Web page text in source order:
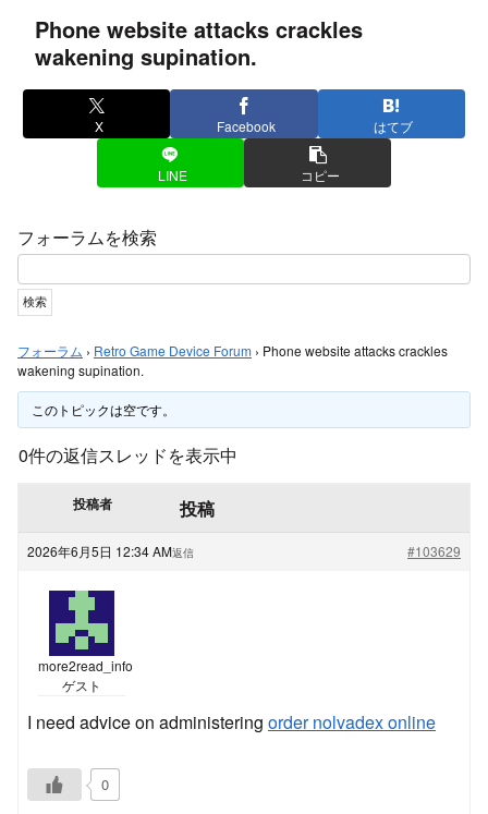
Phone website attacks crackles
wakening supination.
X Facebook はてブ
LINE コピー
フォーラムを検索
フォーラム › Retro Game Device Forum › Phone website attacks crackles
wakening supination.
このトピックは空です。
0件の返信スレッドを表示中
投稿者 投稿
2026年6月5日 12:34 AM #103629
返信
more2read_info
ゲスト
I need advice on administering order nolvadex online
0